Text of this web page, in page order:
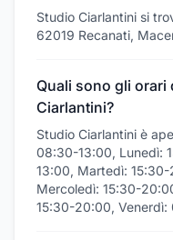
Studio Ciarlantini si
62019 Recanati,
Quali sono gli orari
Ciarlantini?
Studio Ciarlantini è
08:30-13:00, Lunedì:
13:00, Martedì:
Mercoledì: 15:30-
15:30-20:00, Venerdì: